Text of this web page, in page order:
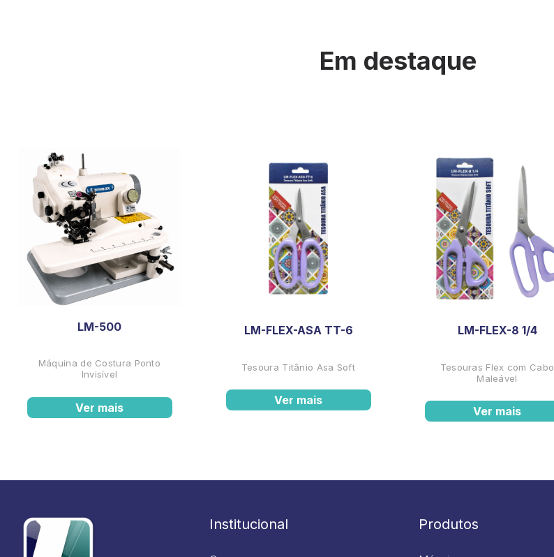
Em destaque
LM-500
Máquina de Costura Ponto
Invisível
Ver mais
LM-FLEX-ASA TT-6
Tesoura Titânio Asa Soft
Ver mais
LM-FLEX-8 1/4
Tesouras Flex com Cabo
Maleável
Ver mais
Institucional Produtos